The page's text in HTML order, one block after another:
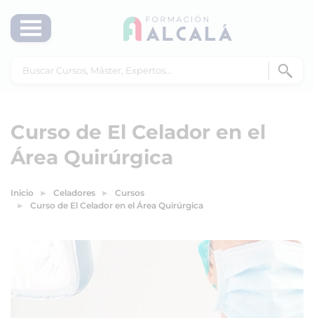
Curso de El Celador en el
Área Quirúrgica
Inicio Celadores
Cursos
Curso de El Celador en el Área Quirúrgica